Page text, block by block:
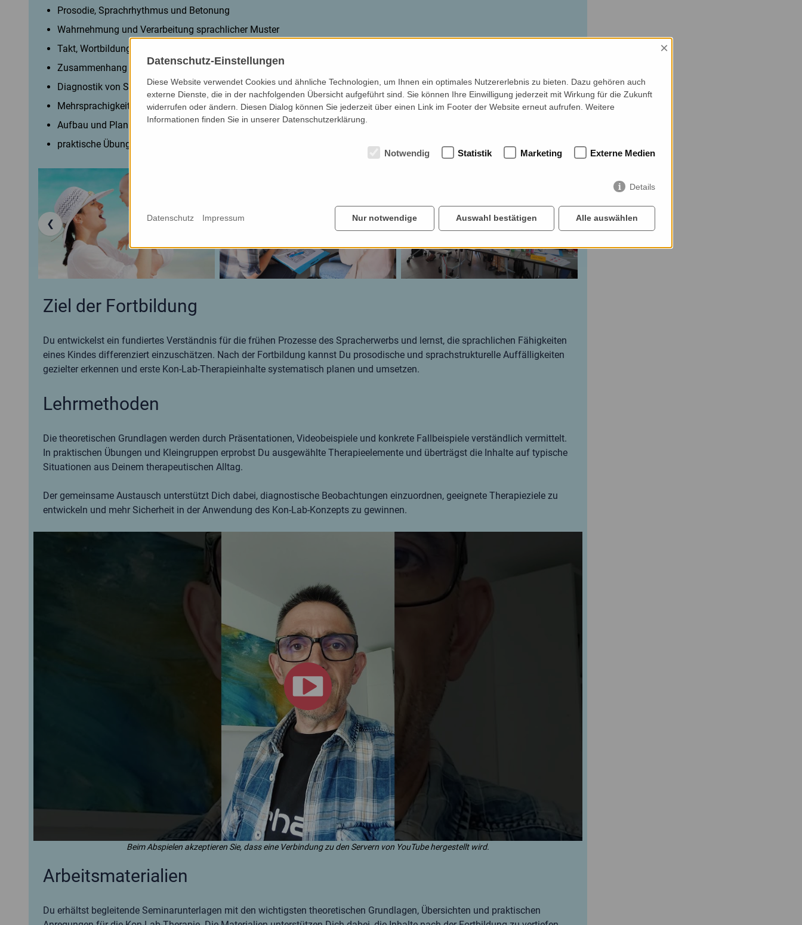
Prosodie, Sprachrhythmus und Betonung
Wahrnehmung und Verarbeitung sprachlicher Muster
Takt, Wortbildung und Pluralbildung
Zusammenhang von Prosodie und Grammatik
Diagnostik von Sprachentwicklungsstörungen
Mehrsprachigkeit und Deutsch als Zweitsprache
Aufbau und Planung der Kon-Lab-Therapie
praktische Übungen und Fallbeispiele
❮
Ziel der Fortbildung
Du entwickelst ein fundiertes Verständnis für die frühen Prozesse des Spracherwerbs und lernst, die sprachlichen Fähigkeiten
eines Kindes differenziert einzuschätzen. Nach der Fortbildung kannst Du prosodische und sprachstrukturelle Auffälligkeiten
gezielter erkennen und erste Kon-Lab-Therapieinhalte systematisch planen und umsetzen.
Lehrmethoden
Die theoretischen Grundlagen werden durch Präsentationen, Videobeispiele und konkrete Fallbeispiele verständlich vermittelt.
In praktischen Übungen und Kleingruppen erprobst Du ausgewählte Therapieelemente und überträgst die Inhalte auf typische
Situationen aus Deinem therapeutischen Alltag.
Der gemeinsame Austausch unterstützt Dich dabei, diagnostische Beobachtungen einzuordnen, geeignete Therapieziele zu
entwickeln und mehr Sicherheit in der Anwendung des Kon-Lab-Konzepts zu gewinnen.
Beim Abspielen akzeptieren Sie, dass eine Verbindung zu den Servern von YouTube hergestellt wird.
Arbeitsmaterialien
Du erhältst begleitende Seminarunterlagen mit den wichtigsten theoretischen Grundlagen, Übersichten und praktischen
Datenschutz-Einstellungen
×
Diese Website verwendet Cookies und ähnliche Technologien, um Ihnen ein optimales Nutzererlebnis zu bieten. Dazu gehören auch
externe Dienste, die in der nachfolgenden Übersicht aufgeführt sind. Sie können Ihre Einwilligung jederzeit mit Wirkung für die Zukunft
widerrufen oder ändern. Diesen Dialog können Sie jederzeit über einen Link im Footer der Website erneut aufrufen. Weitere
Informationen finden Sie in unserer Datenschutzerklärung.
Notwendig Statistik Marketing Externe Medien
Details
Nur notwendige Auswahl bestätigen Alle auswählen
Datenschutz Impressum